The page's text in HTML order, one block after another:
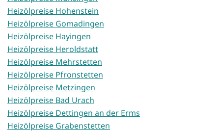
Heizölpreise Hohenstein
Heizölpreise Gomadingen
Heizölpreise Hayingen
Heizölpreise Heroldstatt
Heizölpreise Mehrstetten
Heizölpreise Pfronstetten
Heizölpreise Metzingen
Heizölpreise Bad Urach
Heizölpreise Dettingen an der Erms
Heizölpreise Grabenstetten